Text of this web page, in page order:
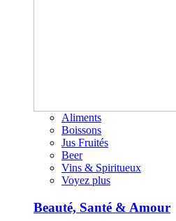
Aliments
Boissons
Jus Fruités
Beer
Vins & Spiritueux
Voyez plus
Beauté, Santé & Amour